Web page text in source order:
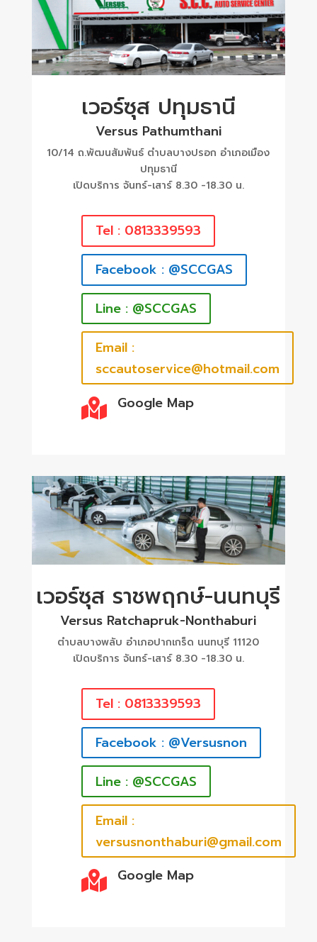
เวอร์ซุส ปทุมธานี
Versus Pathumthani
10/14 ถ.พัฒนสัมพันธ์ ตำบลบางปรอก อำเภอเมือง
ปทุมธานี
เปิดบริการ จันทร์-เสาร์ 8.30 -18.30 น.
Tel : 0813339593
Facebook : @SCCGAS
Line : @SCCGAS
Email :
sccautoservice@hotmail.com
 Google Map
เวอร์ซุส ราชพฤกษ์-นนทบุรี
Versus Ratchapruk-Nonthaburi
ตำบลบางพลับ อำเภอปากเกร็ด นนทบุรี 11120
เปิดบริการ จันทร์-เสาร์ 8.30 -18.30 น.
Tel : 0813339593
Facebook : @Versusnon
Line : @SCCGAS
Email :
versusnonthaburi@gmail.com
 Google Map